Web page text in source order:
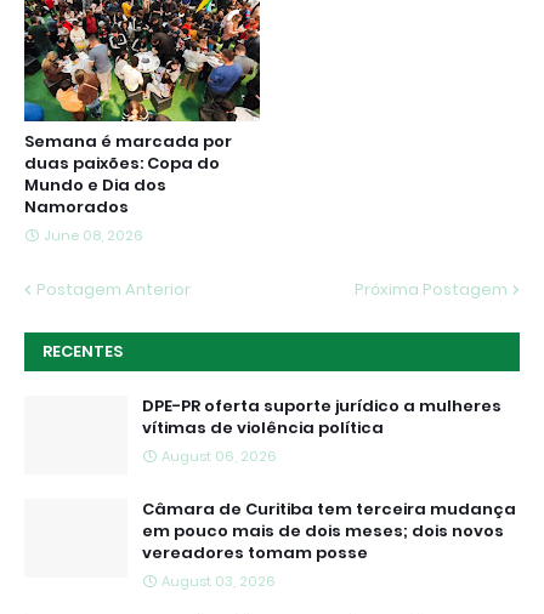
Semana é marcada por
duas paixões: Copa do
Mundo e Dia dos
Namorados
June 08, 2026
Postagem Anterior Próxima Postagem
RECENTES
DPE-PR oferta suporte jurídico a mulheres
vítimas de violência política
August 06, 2026
Câmara de Curitiba tem terceira mudança
em pouco mais de dois meses; dois novos
vereadores tomam posse
August 03, 2026